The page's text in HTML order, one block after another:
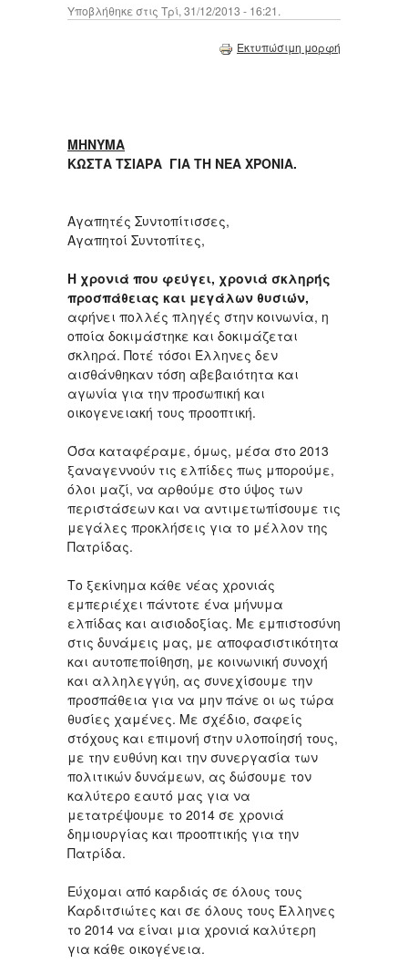
Υποβλήθηκε στις Τρί, 31/12/2013 - 16:21.
Εκτυπώσιμη μορφή
ΜΗΝΥΜΑ
ΚΩΣΤΑ ΤΣΙΑΡΑ ΓΙΑ ΤΗ ΝΕΑ ΧΡΟΝΙΑ.
Αγαπητές Συντοπίτισσες,
Αγαπητοί Συντοπίτες,
Η χρονιά που φεύγει, χρονιά σκληρής
προσπάθειας και μεγάλων θυσιών,
αφήνει πολλές πληγές στην κοινωνία, η
οποία δοκιμάστηκε και δοκιμάζεται
σκληρά. Ποτέ τόσοι Έλληνες δεν
αισθάνθηκαν τόση αβεβαιότητα και
αγωνία για την προσωπική και
οικογενειακή τους προοπτική.
Όσα καταφέραμε, όμως, μέσα στο 2013
ξαναγεννούν τις ελπίδες πως μπορούμε,
όλοι μαζί, να αρθούμε στο ύψος των
περιστάσεων και να αντιμετωπίσουμε τις
μεγάλες προκλήσεις για το μέλλον της
Πατρίδας.
Το ξεκίνημα κάθε νέας χρονιάς
εμπεριέχει πάντοτε ένα μήνυμα
ελπίδας και αισιοδοξίας. Με εμπιστοσύνη
στις δυνάμεις μας, με αποφασιστικότητα
και αυτοπεποίθηση, με κοινωνική συνοχή
και αλληλεγγύη, ας συνεχίσουμε την
προσπάθεια για να μην πάνε οι ως τώρα
θυσίες χαμένες. Με σχέδιο, σαφείς
στόχους και επιμονή στην υλοποίησή τους,
με την ευθύνη και την συνεργασία των
πολιτικών δυνάμεων, ας δώσουμε τον
καλύτερο εαυτό μας για να
μετατρέψουμε το 2014 σε χρονιά
δημιουργίας και προοπτικής για την
Πατρίδα.
Εύχομαι από καρδιάς σε όλους τους
Καρδιτσιώτες και σε όλους τους Έλληνες
το 2014 να είναι μια χρονιά καλύτερη
για κάθε οικογένεια.